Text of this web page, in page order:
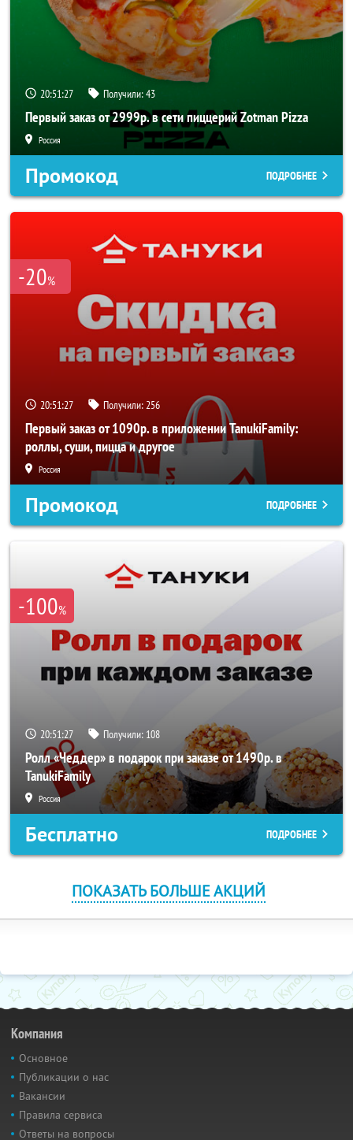
20:51:26 Получили:43
Первый заказ от 2999р. в сети пиццерий Zotman Pizza
Россия
Промокод ПОДРОБНЕЕ
-20%
20:51:26 Получили:256
Первый заказ от 1090р. в приложении TanukiFamily:
роллы, суши, пицца и другое
Россия
Промокод ПОДРОБНЕЕ
-100%
20:51:26 Получили: 108
Ролл «Чеддер» в подарок при заказе от 1490р. в
TanukiFamily
Россия
Бесплатно ПОДРОБНЕЕ
ПОКАЗАТЬ БОЛЬШЕ АКЦИЙ
Компания
Основное
Публикации о нас
Вакансии
Правила сервиса
Ответы на вопросы